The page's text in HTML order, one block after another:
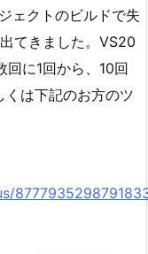
ェクトのビルドで失
てきました。VS20
に1回から、10回
くは下記のお方のツ